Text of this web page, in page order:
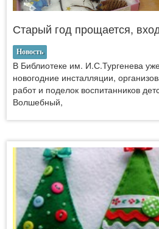
Старый год прощается,
Новость
В Библиотеке им. И.С.Тургенева
новогодние инсталляции,
работ и поделок воспитанников
Волшебный,